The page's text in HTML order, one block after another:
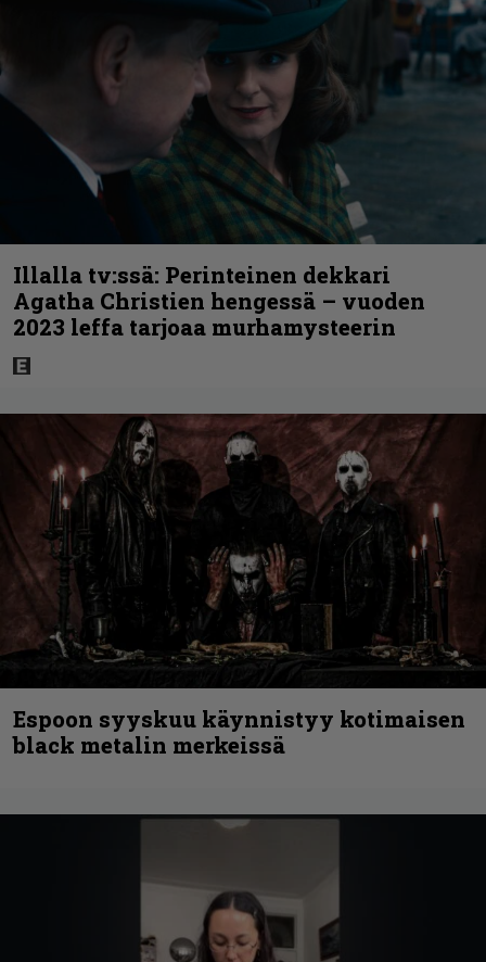
Illalla tv:ssä: Perinteinen dekkari
Agatha Christien hengessä – vuoden
2023 leffa tarjoaa murhamysteerin
Espoon syyskuu käynnistyy kotimaisen
black metalin merkeissä